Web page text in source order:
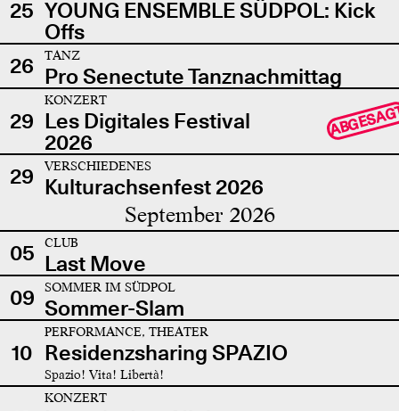
25 YOUNG ENSEMBLE SÜDPOL: Kick
Offs
26
TANZ
Pro Senectute Tanznachmittag
29
KONZERT
Les Digitales Festival
2026
29 VERSCHIEDENES
Kulturachsenfest 2026
September 2026
05 CLUB
Last Move
09
SOMMER IM SÜDPOL
Sommer-Slam
10
PERFORMANCE, THEATER
Residenzsharing SPAZIO
Spazio! Vita! Libertà!
KONZERT